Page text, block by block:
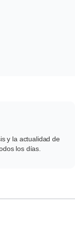
y la actualidad de
los días.